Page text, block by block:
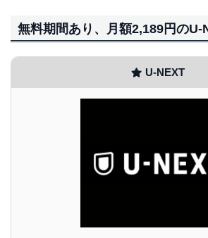
無料期間あり、月額2,189円のU-
U-NEXT